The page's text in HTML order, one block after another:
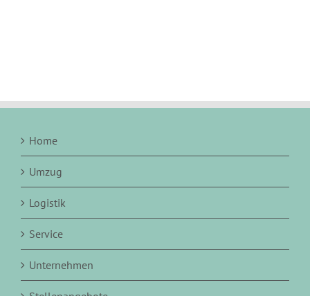
Home
Umzug
Logistik
Service
Unternehmen